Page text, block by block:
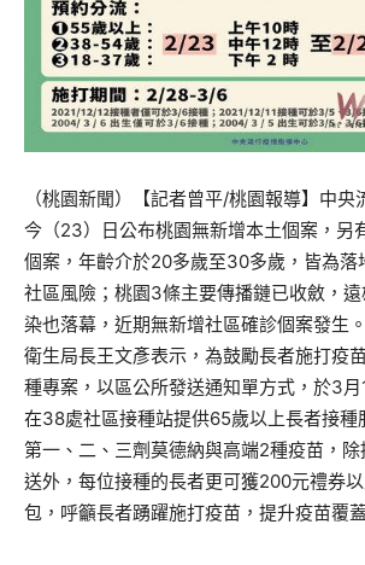
（桃園新聞）【記者曾平/桃園報導】中
今（23）日公布桃園無新增本土個案，另
個案，年齡介於20多歲至30多歲，皆為落
社區風險；桃園3條主要傳播鏈已收斂，
染也落幕，近期無新增社區確診個案發生。
衛生局長王文彥表示，為鼓勵長者施打疫
種專案，以區公所發送通知單方式，於3月
在38處社區接種站提供65歲以上長者接種
第一、二、三劑莫德納與高端2種疫苗，
送外，每位接種的長者更可獲200元禮券
包，呼籲長者踴躍施打疫苗，提升疫苗覆